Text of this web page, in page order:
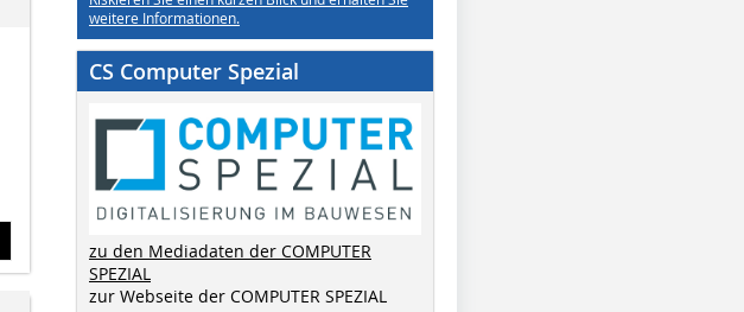
weitere Informationen.
CS Computer Spezial
zu den Mediadaten der COMPUTER
SPEZIAL
zur Webseite der COMPUTER SPEZIAL